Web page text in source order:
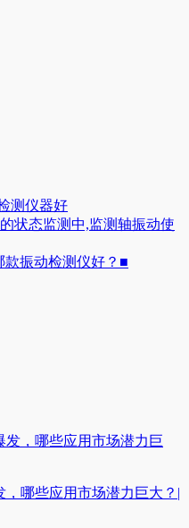
测仪器好
状态监测中,监测轴振动使
振动检测仪好？■
哪些应用市场潜力巨大？|